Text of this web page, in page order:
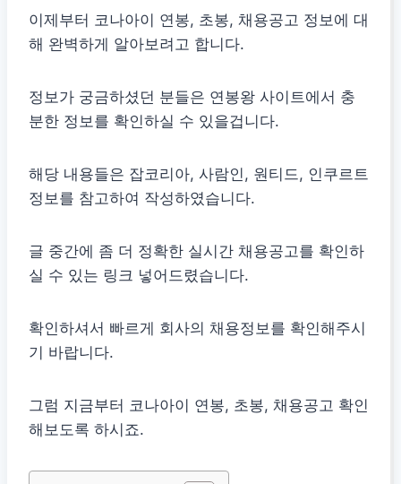
이제부터 코나아이 연봉, 초봉, 채용공고 정보에 대
해 완벽하게 알아보려고 합니다.
정보가 궁금하셨던 분들은 연봉왕 사이트에서 충
분한 정보를 확인하실 수 있을겁니다.
해당 내용들은 잡코리아, 사람인, 원티드, 인쿠르트
정보를 참고하여 작성하였습니다.
글 중간에 좀 더 정확한 실시간 채용공고를 확인하
실 수 있는 링크 넣어드렸습니다.
확인하셔서 빠르게 회사의 채용정보를 확인해주시
기 바랍니다.
그럼 지금부터 코나아이 연봉, 초봉, 채용공고 확인
해보도록 하시죠.